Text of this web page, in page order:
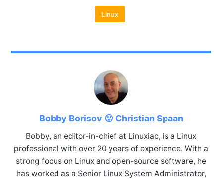
Linux
Bobby Borisov 😛 Christian Spaan
Bobby, an editor-in-chief at Linuxiac, is a Linux
professional with over 20 years of experience. With a
strong focus on Linux and open-source software, he
has worked as a Senior Linux System Administrator,